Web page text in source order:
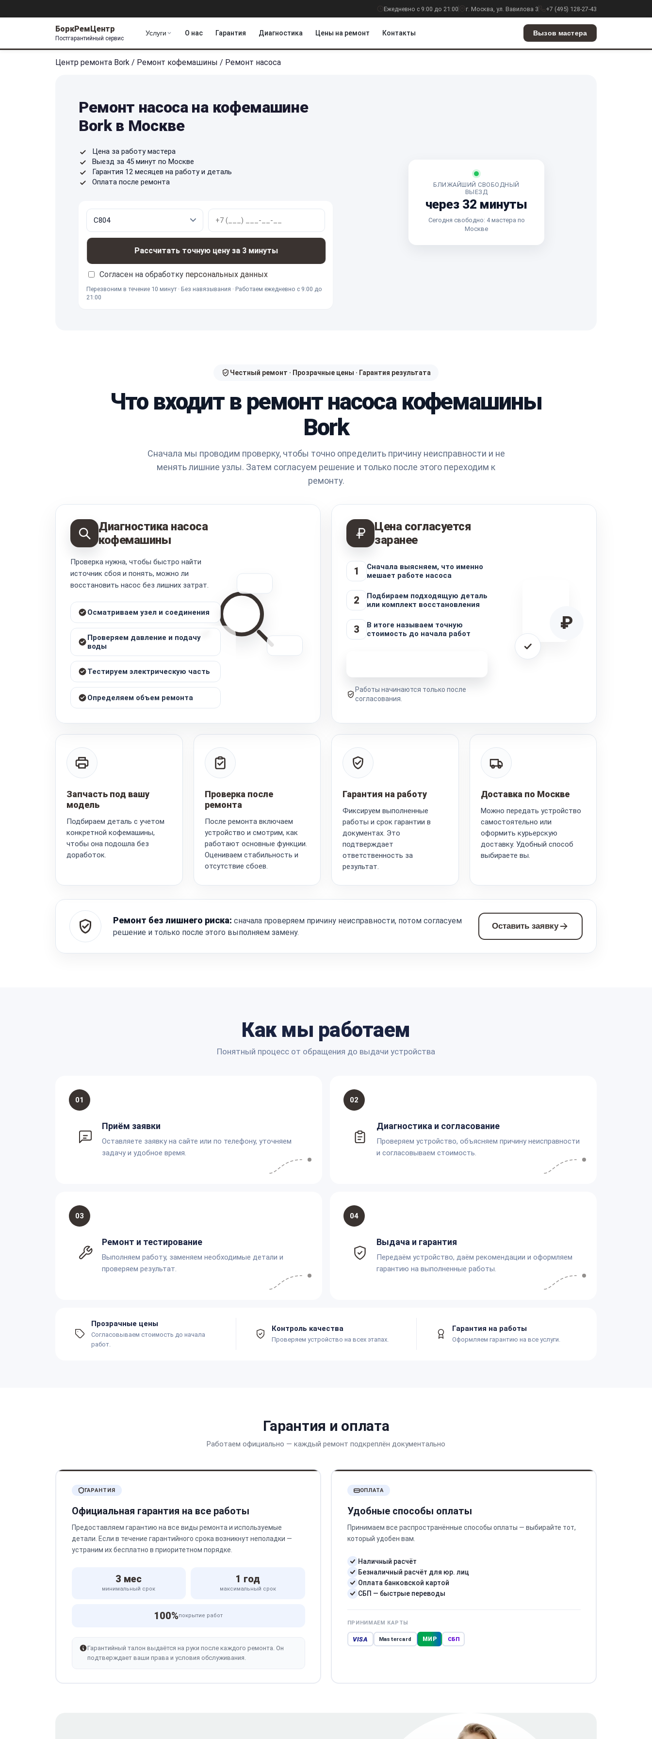
Ежедневно с 9:00 до 21:00 г. Москва, ул. Вавилова 3 +7 (495) 128-27-43
БоркРемЦентр
Постгарантийный сервис
Услуги О нас Гарантия Диагностика Цены на ремонт Контакты Вызов мастера
Центр ремонта Bork / Ремонт кофемашины / Ремонт насоса
Ремонт насоса на кофемашине
Bork в Москве
Цена за работу мастера
Выезд за 45 минут по Москве
Гарантия 12 месяцев на работу и деталь
Оплата после ремонта
Рассчитать точную цену за 3 минуты
Согласен на обработку персональных данных
Перезвоним в течение 10 минут · Без навязывания · Работаем ежедневно с 9:00 до
21:00
БЛИЖАЙШИЙ СВОБОДНЫЙ
ВЫЕЗД
через 32 минуты
Сегодня свободно: 4 мастера по
Москве
Честный ремонт · Прозрачные цены · Гарантия результата
Что входит в ремонт насоса кофемашины
Bork
Сначала мы проводим проверку, чтобы точно определить причину неисправности и не
менять лишние узлы. Затем согласуем решение и только после этого переходим к
ремонту.
Диагностика насоса
кофемашины
Проверка нужна, чтобы быстро найти
источник сбоя и понять, можно ли
восстановить насос без лишних затрат.
Осматриваем узел и соединения
Проверяем давление и подачу
воды
Тестируем электрическую часть
Определяем объем ремонта
Цена согласуется
заранее
1
Сначала выясняем, что именно
мешает работе насоса
2
Подбираем подходящую деталь
или комплект восстановления
3
В итоге называем точную
стоимость до начала работ
Работы начинаются только после
согласования.
₽
Запчасть под вашу
модель
Подбираем деталь с учетом
конкретной кофемашины,
чтобы она подошла без
доработок.
Проверка после
ремонта
После ремонта включаем
устройство и смотрим, как
работают основные функции.
Оцениваем стабильность и
отсутствие сбоев.
Гарантия на работу
Фиксируем выполненные
работы и срок гарантии в
документах. Это
подтверждает
ответственность за
результат.
Доставка по Москве
Можно передать устройство
самостоятельно или
оформить курьерскую
доставку. Удобный способ
выбираете вы.
Ремонт без лишнего риска: сначала проверяем причину неисправности, потом согласуем
решение и только после этого выполняем замену.
Оставить заявку
Как мы работаем
Понятный процесс от обращения до выдачи устройства
01
Приём заявки
Оставляете заявку на сайте или по телефону, уточняем
задачу и удобное время.
02
Диагностика и согласование
Проверяем устройство, объясняем причину неисправности
и согласовываем стоимость.
03
Ремонт и тестирование
Выполняем работу, заменяем необходимые детали и
проверяем результат.
04
Выдача и гарантия
Передаём устройство, даём рекомендации и оформляем
гарантию на выполненные работы.
Прозрачные цены
Согласовываем стоимость до начала
работ.
Контроль качества
Проверяем устройство на всех этапах.
Гарантия на работы
Оформляем гарантию на все услуги.
Гарантия и оплата
Работаем официально — каждый ремонт подкреплён документально
ГАРАНТИЯ
Официальная гарантия на все работы
Предоставляем гарантию на все виды ремонта и используемые
детали. Если в течение гарантийного срока возникнут неполадки —
устраним их бесплатно в приоритетном порядке.
3 мес
минимальный срок
1 год
максимальный срок
100%покрытие работ
Гарантийный талон выдаётся на руки после каждого ремонта. Он
подтверждает ваши права и условия обслуживания.
ОПЛАТА
Удобные способы оплаты
Принимаем все распространённые способы оплаты — выбирайте тот,
который удобен вам.
Наличный расчёт
Безналичный расчёт для юр. лиц
Оплата банковской картой
СБП — быстрые переводы
ПРИНИМАЕМ КАРТЫ
VISA Mastercard МИР СБП